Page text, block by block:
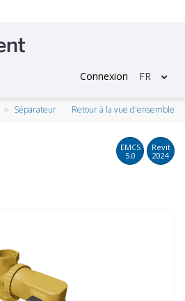
Connexion FR
Séparateur Retour à la vue d'ensemble
EMCS
5.0
Revit
2024